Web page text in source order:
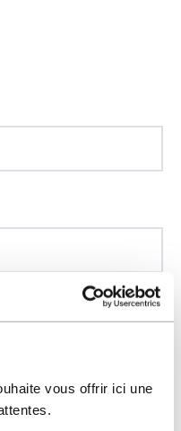
vous offrir ici une